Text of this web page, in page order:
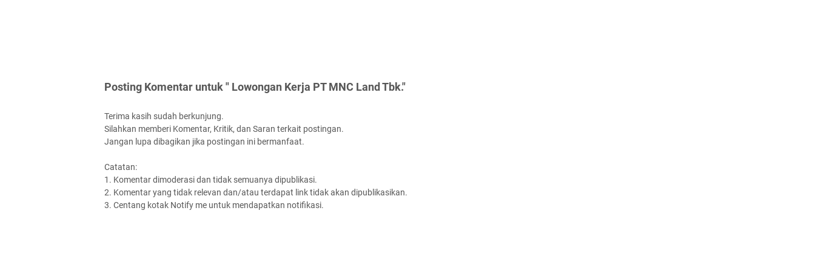
Posting Komentar untuk " Lowongan Kerja PT MNC Land Tbk."
Terima kasih sudah berkunjung.
Silahkan memberi Komentar, Kritik, dan Saran terkait postingan.
Jangan lupa dibagikan jika postingan ini bermanfaat.
Catatan:
1. Komentar dimoderasi dan tidak semuanya dipublikasi.
2. Komentar yang tidak relevan dan/atau terdapat link tidak akan dipublikasikan.
3. Centang kotak Notify me untuk mendapatkan notifikasi.